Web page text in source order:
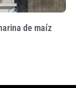
de maíz